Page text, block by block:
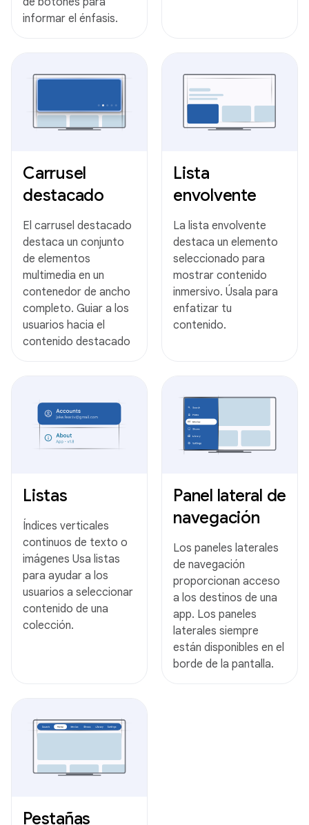
informar el énfasis.
Carrusel
destacado
El carrusel destacado
destaca un conjunto
de elementos
multimedia en un
contenedor de ancho
completo. Guiar a los
usuarios hacia el
contenido destacado
Lista
envolvente
La lista envolvente
destaca un elemento
seleccionado para
mostrar contenido
inmersivo. Úsala para
enfatizar tu
contenido.
Listas
Índices verticales
continuos de texto o
imágenes Usa listas
para ayudar a los
usuarios a seleccionar
contenido de una
colección.
Panel lateral de
navegación
Los paneles laterales
de navegación
proporcionan acceso
a los destinos de una
app. Los paneles
laterales siempre
están disponibles en el
borde de la pantalla.
Pestañas